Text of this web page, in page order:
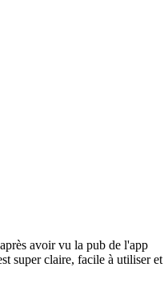
avoir vu la pub de l'app
super claire, facile à utiliser et